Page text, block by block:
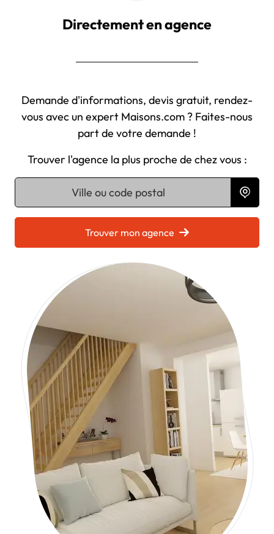
Directement en agence
Demande d'informations, devis gratuit, rendez-
vous avec un expert Maisons.com ? Faites-nous
part de votre demande !
Trouver l'agence la plus proche de chez vous :
Chargement...
Trouver mon agence